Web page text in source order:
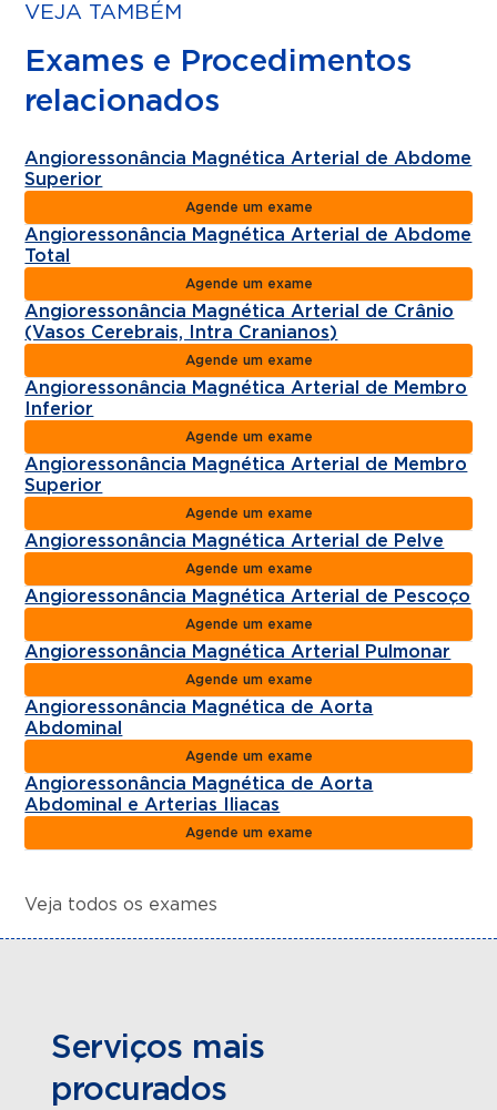
VEJA TAMBÉM
Exames e Procedimentos
relacionados
Angioressonância Magnética Arterial de Abdome
Superior
Agende um exame
Angioressonância Magnética Arterial de Abdome
Total
Agende um exame
Angioressonância Magnética Arterial de Crânio
(Vasos Cerebrais, Intra Cranianos)
Agende um exame
Angioressonância Magnética Arterial de Membro
Inferior
Agende um exame
Angioressonância Magnética Arterial de Membro
Superior
Agende um exame
Angioressonância Magnética Arterial de Pelve
Agende um exame
Angioressonância Magnética Arterial de Pescoço
Agende um exame
Angioressonância Magnética Arterial Pulmonar
Agende um exame
Angioressonância Magnética de Aorta
Abdominal
Agende um exame
Angioressonância Magnética de Aorta
Abdominal e Arterias Iliacas
Agende um exame
Veja todos os exames
Serviços mais
procurados